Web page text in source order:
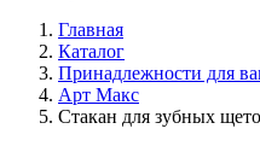
Главная
Каталог
Принадлежности для
Арт Макс
Стакан для зубных